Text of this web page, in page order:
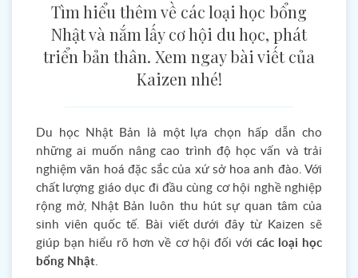
Tìm hiểu thêm về các loại học bổng
Nhật và nắm lấy cơ hội du học, phát
triển bản thân. Xem ngay bài viết của
Kaizen nhé!
Du học Nhật Bản là một lựa chọn hấp dẫn cho
những ai muốn nâng cao trình độ học vấn và trải
nghiệm văn hoá đặc sắc của xứ sở hoa anh đào. Với
chất lượng giáo dục đi đầu cùng cơ hội nghề nghiệp
rộng mở, Nhật Bản luôn thu hút sự quan tâm của
sinh viên quốc tế. Bài viết dưới đây từ Kaizen sẽ
giúp bạn hiểu rõ hơn về cơ hội đối với các loại học
bổng Nhật.